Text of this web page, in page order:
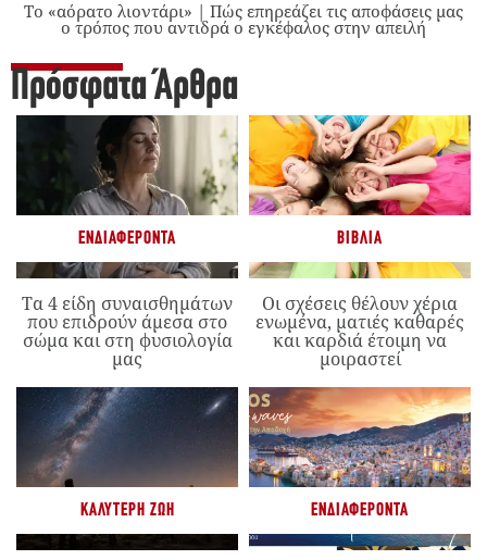
Το «αόρατο λιοντάρι» | Πώς επηρεάζει τις αποφάσεις μας
ο τρόπος που αντιδρά ο εγκέφαλος στην απειλή
Πρόσφατα Άρθρα
ΕΝΔΙΑΦΈΡΟΝΤΑ
Τα 4 είδη συναισθημάτων
που επιδρούν άμεσα στο
σώμα και στη φυσιολογία
μας
ΒΙΒΛΊΑ
Οι σχέσεις θέλουν χέρια
ενωμένα, ματιές καθαρές
και καρδιά έτοιμη να
μοιραστεί
ΚΑΛΎΤΕΡΗ ΖΩΉ ΕΝΔΙΑΦΈΡΟΝΤΑ